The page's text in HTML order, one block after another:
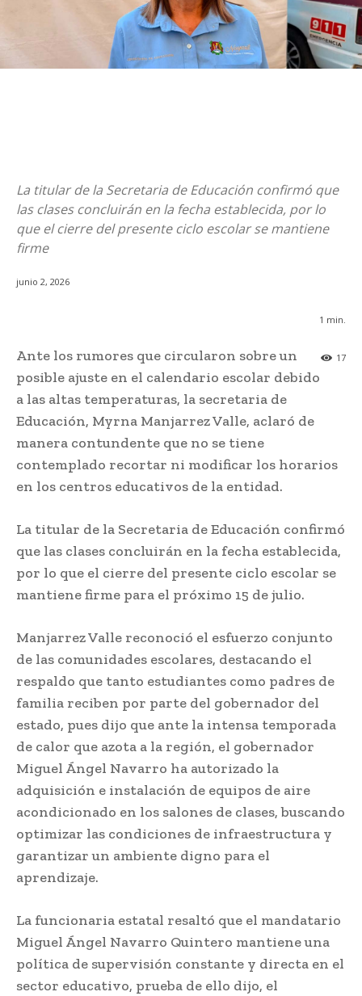
La titular de la Secretaria de Educación confirmó que
las clases concluirán en la fecha establecida, por lo
que el cierre del presente ciclo escolar se mantiene
firme
junio 2, 2026
1 min.
17
Ante los rumores que circularon sobre un
posible ajuste en el calendario escolar debido
a las altas temperaturas, la secretaria de
Educación, Myrna Manjarrez Valle, aclaró de
manera contundente que no se tiene
contemplado recortar ni modificar los horarios
en los centros educativos de la entidad.
La titular de la Secretaria de Educación confirmó
que las clases concluirán en la fecha establecida,
por lo que el cierre del presente ciclo escolar se
mantiene firme para el próximo 15 de julio.
Manjarrez Valle reconoció el esfuerzo conjunto
de las comunidades escolares, destacando el
respaldo que tanto estudiantes como padres de
familia reciben por parte del gobernador del
estado, pues dijo que ante la intensa temporada
de calor que azota a la región, el gobernador
Miguel Ángel Navarro ha autorizado la
adquisición e instalación de equipos de aire
acondicionado en los salones de clases, buscando
optimizar las condiciones de infraestructura y
garantizar un ambiente digno para el
aprendizaje.
La funcionaria estatal resaltó que el mandatario
Miguel Ángel Navarro Quintero mantiene una
política de supervisión constante y directa en el
sector educativo, prueba de ello dijo, el